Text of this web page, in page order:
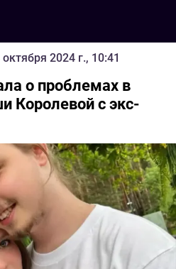
октября 2024 г., 10:41
о проблемах в
Королевой с экс-